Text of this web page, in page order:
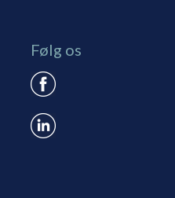
Følg os